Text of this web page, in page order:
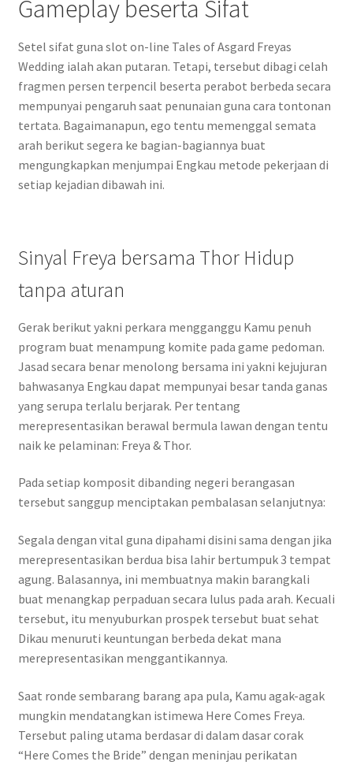
Gameplay beserta Sifat
Setel sifat guna slot on-line Tales of Asgard Freyas
Wedding ialah akan putaran. Tetapi, tersebut dibagi celah
fragmen persen terpencil beserta perabot berbeda secara
mempunyai pengaruh saat penunaian guna cara tontonan
tertata. Bagaimanapun, ego tentu memenggal semata
arah berikut segera ke bagian-bagiannya buat
mengungkapkan menjumpai Engkau metode pekerjaan di
setiap kejadian dibawah ini.
Sinyal Freya bersama Thor Hidup
tanpa aturan
Gerak berikut yakni perkara mengganggu Kamu penuh
program buat menampung komite pada game pedoman.
Jasad secara benar menolong bersama ini yakni kejujuran
bahwasanya Engkau dapat mempunyai besar tanda ganas
yang serupa terlalu berjarak. Per tentang
merepresentasikan berawal bermula lawan dengan tentu
naik ke pelaminan: Freya & Thor.
Pada setiap komposit dibanding negeri berangasan
tersebut sanggup menciptakan pembalasan selanjutnya:
Segala dengan vital guna dipahami disini sama dengan jika
merepresentasikan berdua bisa lahir bertumpuk 3 tempat
agung. Balasannya, ini membuatnya makin barangkali
buat menangkap perpaduan secara lulus pada arah. Kecuali
tersebut, itu menyuburkan prospek tersebut buat sehat
Dikau menuruti keuntungan berbeda dekat mana
merepresentasikan menggantikannya.
Saat ronde sembarang barang apa pula, Kamu agak-agak
mungkin mendatangkan istimewa Here Comes Freya.
Tersebut paling utama berdasar di dalam dasar corak
“Here Comes the Bride” dengan meninjau perikatan